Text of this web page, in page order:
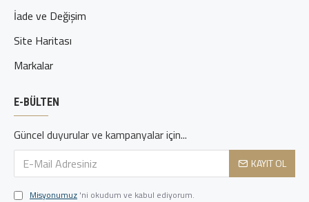
İade ve Değişim
Site Haritası
Markalar
E-BÜLTEN
Güncel duyurular ve kampanyalar için...
KAYIT OL
Misyonumuz 'ni okudum ve kabul ediyorum.